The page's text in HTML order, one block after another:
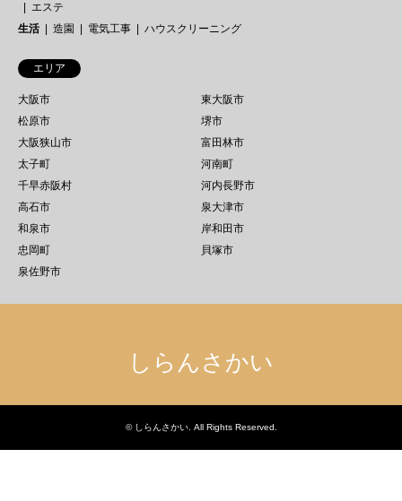
エステ
生活
造園 電気工事 ハウスクリーニング
エリア
大阪市
東大阪市
松原市
堺市
大阪狭山市
富田林市
太子町
河南町
千早赤阪村
河内長野市
高石市
泉大津市
和泉市
岸和田市
忠岡町
貝塚市
泉佐野市
しらんさかい
© しらんさかい. All Rights Reserved.